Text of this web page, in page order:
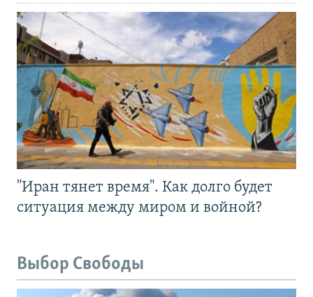
"Иран тянет время". Как долго будет
ситуация между миром и войной?
Выбор Свободы